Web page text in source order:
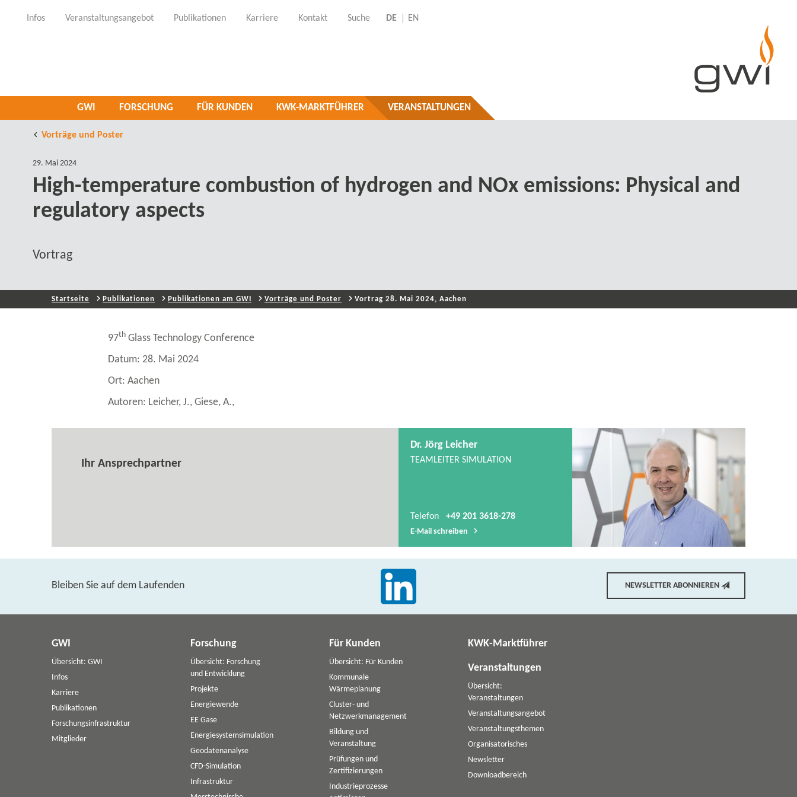
Infos Veranstaltungsangebot Publikationen Karriere Kontakt Suche DE EN
GWI FORSCHUNG FÜR KUNDEN KWK-MARKTFÜHRER VERANSTALTUNGEN
Vorträge und Poster
29. Mai 2024
High-​temperature combustion of hydrogen and NOx emissions: Physical and
regulatory aspects
Vortrag
Startseite Publikationen Publikationen am GWI Vorträge und Poster Vortrag 28. Mai 2024, Aachen
97th Glass Technology Conference
Datum: 28. Mai 2024
Ort: Aachen
Autoren: Leicher, J., Giese, A.,
Ihr Ansprechpartner
Dr. Jörg Leicher
TEAMLEITER SIMULATION
Telefon +49 201 3618-278
E-​Mail schreiben
Bleiben Sie auf dem Laufenden NEWSLETTER ABONNIEREN
GWI
Übersicht: GWI
Infos
Karriere
Publikationen
Forschungsinfrastruktur
Mitglieder
Forschung
Übersicht: Forschung
und Entwicklung
Projekte
Energiewende
EE Gase
Energiesystemsimulation
Geodatenanalyse
CFD-Simulation
Infrastruktur
Für Kunden
Übersicht: Für Kunden
Kommunale
Wärmeplanung
Cluster- und
Netzwerkmanagement
Bildung und
Veranstaltung
Prüfungen und
Zertifizierungen
Industrieprozesse
KWK-Marktführer
Veranstaltungen
Übersicht:
Veranstaltungen
Veranstaltungsangebot
Veranstaltungsthemen
Organisatorisches
Newsletter
Downloadbereich